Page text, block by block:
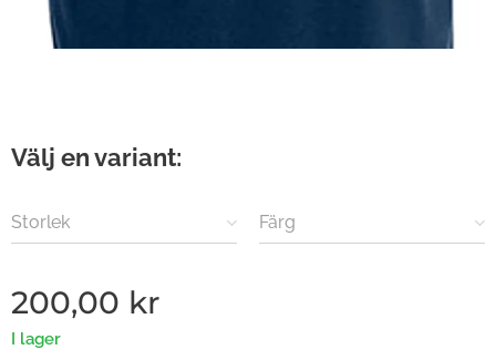
Välj en variant:
Storlek Färg
200,00 kr
I lager